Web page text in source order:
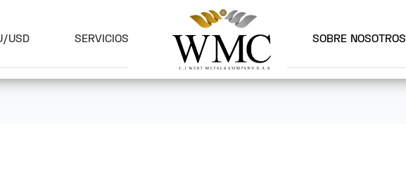
USD SERVICIOS SOBRE NOSOTROS